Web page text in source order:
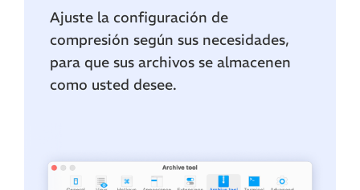
Ajuste la configuración de
compresión según sus necesidades,
para que sus archivos se almacenen
como usted desee.